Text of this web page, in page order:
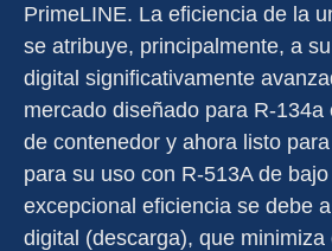
PrimeLINE. La eficiencia de la
se atribuye, principalmente, a
digital significativamente
mercado diseñado para R-134a
de contenedor y ahora listo
para su uso con R-513A de
excepcional eficiencia se debe
digital (descarga), que